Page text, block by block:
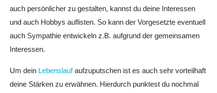
auch persönlicher zu gestalten, kannst du deine Interessen
und auch Hobbys auflisten. So kann der Vorgesetzte eventuell
auch Sympathie entwickeln z.B. aufgrund der gemeinsamen
Interessen.
Um dein Lebenslaufaufzuputschen ist es auch sehr vorteilhaft
deine Stärken zu erwähnen. Hierdurch punktest du nochmal